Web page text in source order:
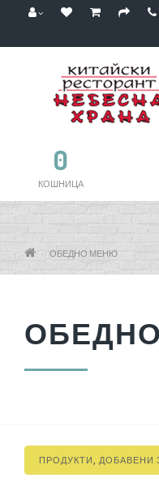
0
КОШНИЦА
ОБЕДНО МЕНЮ
ПРОДУКТИ, ДОБАВЕНИ